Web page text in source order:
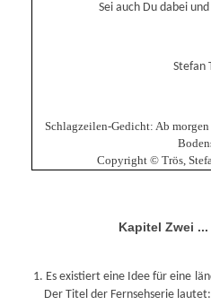
Sei auch Du dabei
Stefan
Schlagzeilen-Gedicht: Ab
Copyright © Trös,
Kapitel Zwei ...
1. Es existiert eine Idee für eine
Der Titel der Fernsehserie